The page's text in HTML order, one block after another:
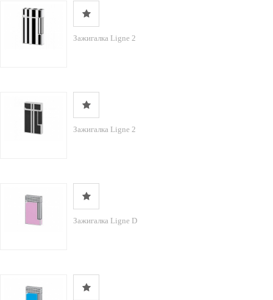
Зажигалка Ligne 2
Зажигалка Ligne 2
Зажигалка Ligne D